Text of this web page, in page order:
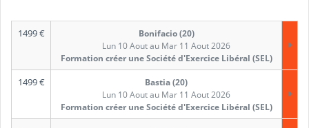
1499€
Bonifacio (20)
Lun 10 Aout au Mar 11 Aout 2026
Formation créer une Société d'Exercice Libéral (SEL)
1499€
Bastia (20)
Lun 10 Aout au Mar 11 Aout 2026
Formation créer une Société d'Exercice Libéral (SEL)